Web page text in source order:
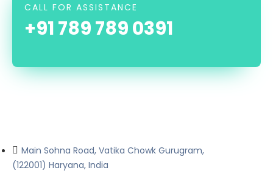
CALL FOR ASSISTANCE
+91 789 789 0391
Main Sohna Road, Vatika Chowk Gurugram,
(122001) Haryana, India